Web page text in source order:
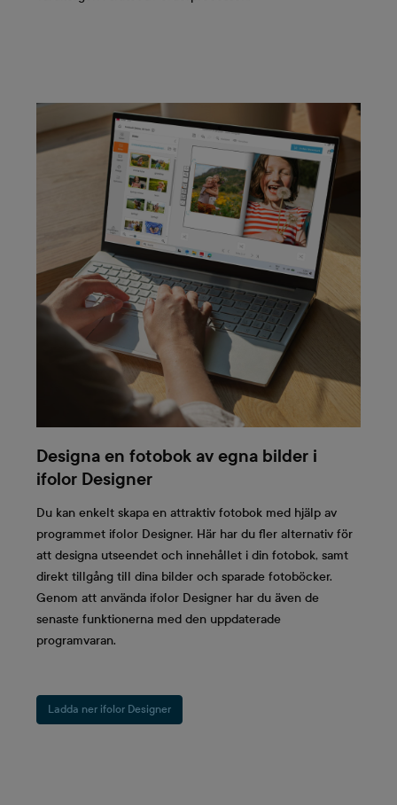
Designa en fotobok av egna bilder i
ifolor Designer
Du kan enkelt skapa en attraktiv fotobok med hjälp av
programmet ifolor Designer. Här har du fler alternativ för
att designa utseendet och innehållet i din fotobok, samt
direkt tillgång till dina bilder och sparade fotoböcker.
Genom att använda ifolor Designer har du även de
senaste funktionerna med den uppdaterade
programvaran.
Ladda ner ifolor Designer